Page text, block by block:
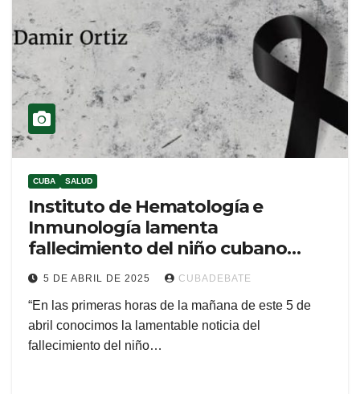
CUBA SALUD
Instituto de Hematología e
Inmunología lamenta
fallecimiento del niño cubano
Damir Ortiz (+Video)
5 DE ABRIL DE 2025 CUBADEBATE
“En las primeras horas de la mañana de este 5 de
abril conocimos la lamentable noticia del
fallecimiento del niño…